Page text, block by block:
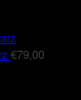
€79,00